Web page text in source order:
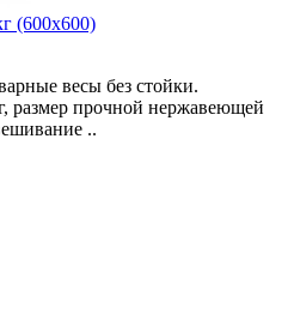
(600х600)
весы без стойки.
размер прочной нержавеющей
..